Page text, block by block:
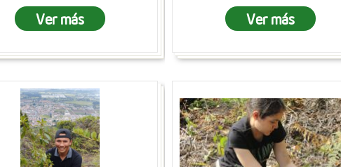
Ver más Ver más